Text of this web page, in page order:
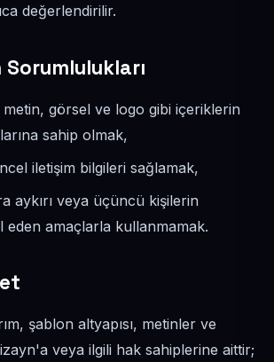
değerlendirilir.
Sorumlulukları
metin, görsel ve logo gibi içeriklerin
sahip olmak,
iletişim bilgileri sağlamak,
aykırı veya üçüncü kişilerin
eden amaçlarla kullanmamak.
şablon altyapısı, metinler ve
veya ilgili hak sahiplerine aittir;